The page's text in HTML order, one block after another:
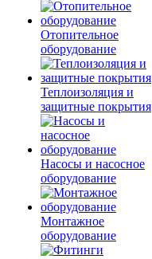
Отопительное
оборудование
Теплоизоляция и
защитные покрытия
Насосы и насосное
оборудование
Монтажное
оборудование